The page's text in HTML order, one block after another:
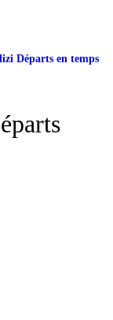
Départs en temps